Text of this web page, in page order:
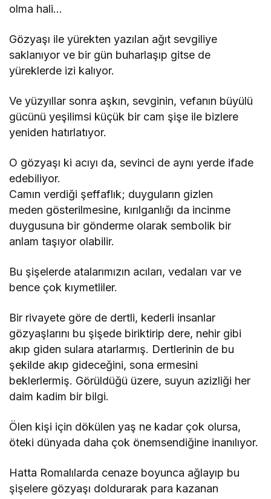
olma hali…
Gözyaşı ile yürekten yazılan ağıt sevgiliye
saklanıyor ve bir gün buharlaşıp gitse de
yüreklerde izi kalıyor.
Ve yüzyıllar sonra aşkın, sevginin, vefanın büyülü
gücünü yeşilimsi küçük bir cam şişe ile bizlere
yeniden hatırlatıyor.
O gözyaşı ki acıyı da, sevinci de aynı yerde ifade
edebiliyor.
Camın verdiği şeffaflık; duyguların gizlen
meden gösterilmesine, kırılganlığı da incinme
duygusuna bir gönderme olarak sembolik bir
anlam taşıyor olabilir.
Bu şişelerde atalarımızın acıları, vedaları var ve
bence çok kıymetliler.
Bir rivayete göre de dertli, kederli insanlar
gözyaşlarını bu şişede biriktirip dere, nehir gibi
akıp giden sulara atarlarmış. Dertlerinin de bu
şekilde akıp gideceğini, sona ermesini
beklerlermiş. Görüldüğü üzere, suyun azizliği her
daim kadim bir bilgi.
Ölen kişi için dökülen yaş ne kadar çok olursa,
öteki dünyada daha çok önemsendiğine inanılıyor.
Hatta Romalılarda cenaze boyunca ağlayıp bu
şişelere gözyaşı doldurarak para kazanan